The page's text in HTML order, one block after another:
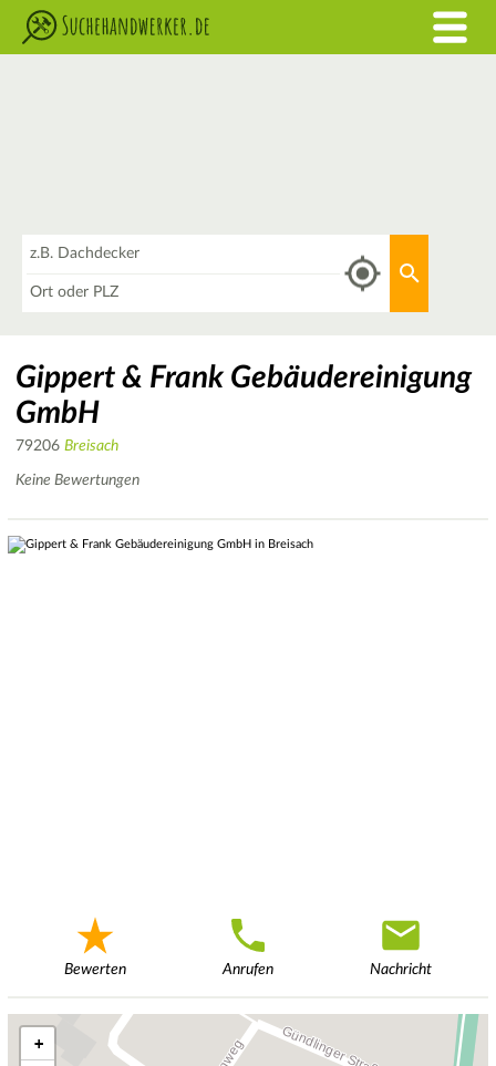
Gippert & Frank Gebäudereinigung
GmbH
79206 Breisach
Keine Bewertungen
Bewerten Anrufen Nachricht
+